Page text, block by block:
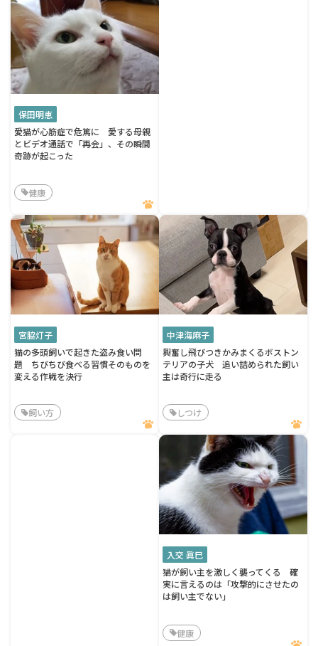
保田明恵
愛猫が心筋症で危篤に 愛する母親
とビデオ通話で「再会」、その瞬間
奇跡が起こった
健康
宮脇灯子
猫の多頭飼いで起きた盗み食い問
題 ちびちび食べる習慣そのものを
変える作戦を決行
飼い方
中津海麻子
興奮し飛びつきかみまくるボストン
テリアの子犬 追い詰められた飼い
主は奇行に走る
しつけ
入交 眞巳
猫が飼い主を激しく襲ってくる 確
実に言えるのは「攻撃的にさせたの
は飼い主でない」
健康